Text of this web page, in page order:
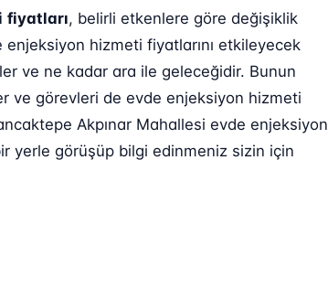
fiyatları, belirli etkenlere göre değişiklik
hizmeti fiyatlarını etkileyecek
ve ne kadar ara ile geleceğidir. Bunun
ve görevleri de evde enjeksiyon hizmeti
Akpınar Mahallesi evde enjeksiyon
yerle görüşüp bilgi edinmeniz sizin için